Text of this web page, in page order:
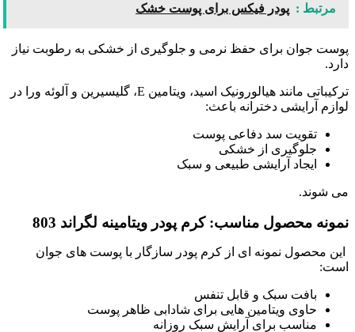
مرتبط : پودر فیکس برای پوست خشک
پوست جوان برای حفظ نرمی و جلوگیری از خشکی به رطوبت نیاز
دارد.
ترکیباتی مانند هیالورونیک اسید، ویتامین E، گلیسیرین و آلوئه ورا در
لوازم آرایشی دخترانه باعث:
تقویت سد دفاعی پوست
جلوگیری از خشکی
ایجاد آرایشی طبیعی و سبک
می شوند.
نمونه محصول مناسب: کرم پودر ویتامینه لگراند 803
این محصول نمونه ای از کرم پودر سازگار با پوست های جوان
است:
بافت سبک و قابل تنفس
حاوی ویتامین هایی برای شادابی ظاهر پوست
مناسب برای آرایش سبک روزانه